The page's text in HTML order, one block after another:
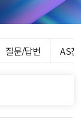
질문/답변 AS진